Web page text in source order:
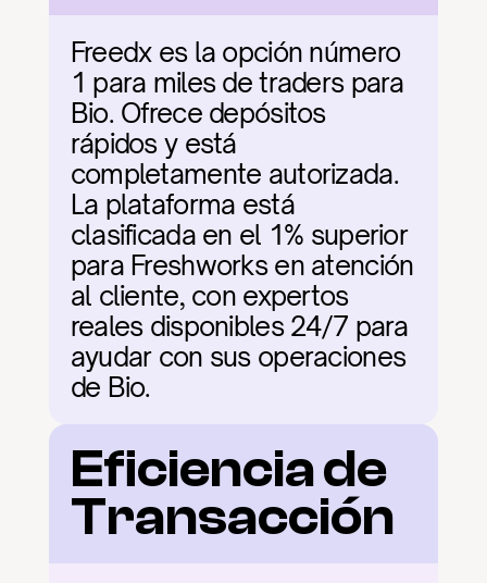
Freedx es la opción número
1 para miles de traders para
Bio. Ofrece depósitos
rápidos y está
completamente autorizada.
La plataforma está
clasificada en el 1% superior
para Freshworks en atención
al cliente, con expertos
reales disponibles 24/7 para
ayudar con sus operaciones
de Bio.
Eficiencia de
Transacción